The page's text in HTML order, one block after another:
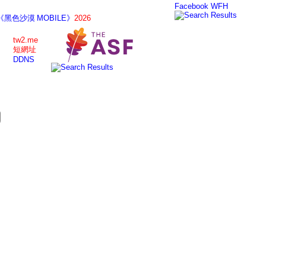
《黑色沙漠 MOBILE》 2026
tw2.me
短網址
DDNS
Facebook WFH